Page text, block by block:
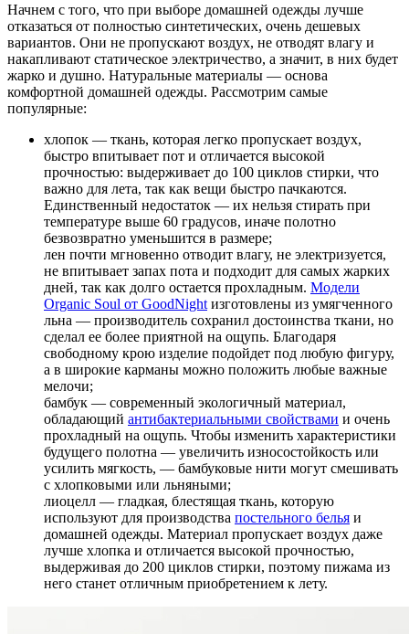
Начнем с того, что при выборе домашней одежды лучше
отказаться от полностью синтетических, очень дешевых
вариантов. Они не пропускают воздух, не отводят влагу и
накапливают статическое электричество, а значит, в них будет
жарко и душно. Натуральные материалы — основа
комфортной домашней одежды. Рассмотрим самые
популярные:
хлопок — ткань, которая легко пропускает воздух,
быстро впитывает пот и отличается высокой
прочностью: выдерживает до 100 циклов стирки, что
важно для лета, так как вещи быстро пачкаются.
Единственный недостаток — их нельзя стирать при
температуре выше 60 градусов, иначе полотно
безвозвратно уменьшится в размере;
лен почти мгновенно отводит влагу, не электризуется,
не впитывает запах пота и подходит для самых жарких
дней, так как долго остается прохладным. Модели
Organic Soul от GoodNight изготовлены из умягченного
льна — производитель сохранил достоинства ткани, но
сделал ее более приятной на ощупь. Благодаря
свободному крою изделие подойдет под любую фигуру,
а в широкие карманы можно положить любые важные
мелочи;
бамбук — современный экологичный материал,
обладающий антибактериальными свойствами и очень
прохладный на ощупь. Чтобы изменить характеристики
будущего полотна — увеличить износостойкость или
усилить мягкость, — бамбуковые нити могут смешивать
с хлопковыми или льняными;
лиоцелл — гладкая, блестящая ткань, которую
используют для производства постельного белья и
домашней одежды. Материал пропускает воздух даже
лучше хлопка и отличается высокой прочностью,
выдерживая до 200 циклов стирки, поэтому пижама из
него станет отличным приобретением к лету.